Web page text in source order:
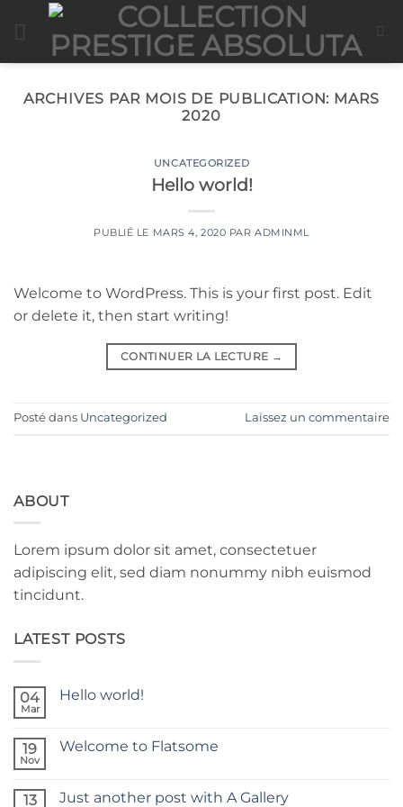
contenu
ARCHIVES PAR MOIS DE PUBLICATION: MARS
2020
UNCATEGORIZED
Hello world!
PUBLIÉ LE MARS 4, 2020 PARADMINML
Welcome to WordPress. This is your first post. Edit
or delete it, then start writing!
CONTINUER LA LECTURE →
Posté dans Uncategorized Laissez un commentaire
ABOUT
Lorem ipsum dolor sit amet, consectetuer
adipiscing elit, sed diam nonummy nibh euismod
tincidunt.
LATEST POSTS
04
Mar
Hello world!
Hello
19
Nov
Welcome to Flatsome
Welcome
13 Just another post with A Gallery